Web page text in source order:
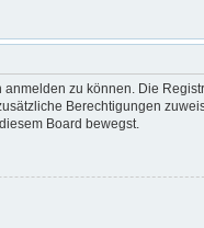
anmelden zu können. Die
Berechtigungen
Board bewegst.